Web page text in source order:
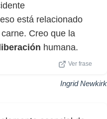
está relacionado
Creo que la
liberación humana.
Ver frase
Ingrid Newkirk